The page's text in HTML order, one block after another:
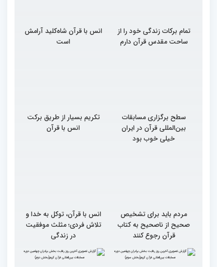
تمام برکات زندگی خود را از
ساحت مقدس قرآن دارم
انس با قرآن شاه‌کلید آرامش
است
سطح برگزاری مسابقات
بین‌المللی قرآن در ایران
خیلی خوب بود
تکریم بسیار از طریق برکت
انس با قرآن
مردم باید برای تشخیص
صحیح از ناصحیح به کتاب
قرآن رجوع کنند
انس با قرآن، توکل به خدا و
تلاش فردی؛ مثلث موفقیت
در زندگی